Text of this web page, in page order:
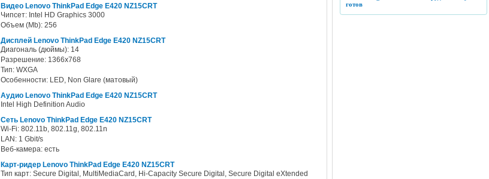
Видео Lenovo ThinkPad Edge E420 NZ15CRT
Чипсет: Intel HD Graphics 3000
Объем (Mb): 256
Дисплей Lenovo ThinkPad Edge E420 NZ15CRT
Диагональ (дюймы): 14
Разрешение: 1366x768
Тип: WXGA
Особенности: LED, Non Glare (матовый)
Аудио Lenovo ThinkPad Edge E420 NZ15CRT
Intel High Definition Audio
Сеть Lenovo ThinkPad Edge E420 NZ15CRT
Wi-Fi: 802.11b, 802.11g, 802.11n
LAN: 1 Gbit/s
Веб-камера: есть
Карт-ридер Lenovo ThinkPad Edge E420 NZ15CRT
Тип карт: Secure Digital, MultiMediaCard, Hi-Capacity Secure Digital, Secure Digital eXtended
готов